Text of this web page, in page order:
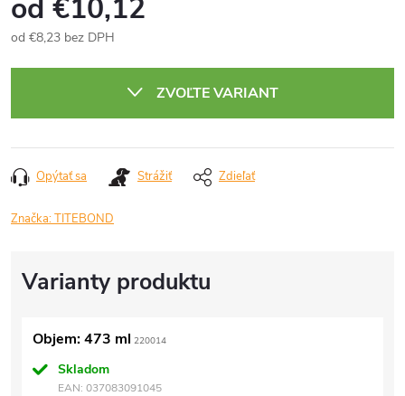
od €10,12
od €8,23 bez DPH
ZVOĽTE VARIANT
Opýtať sa Strážiť Zdieľať
Značka:TITEBOND
Objem: 473 ml 220014
Skladom
EAN: 037083091045